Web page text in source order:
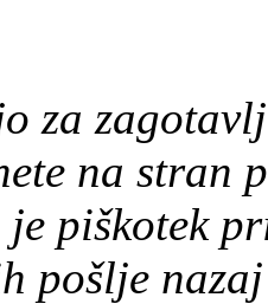
za
na stran
piškotek
pošlje